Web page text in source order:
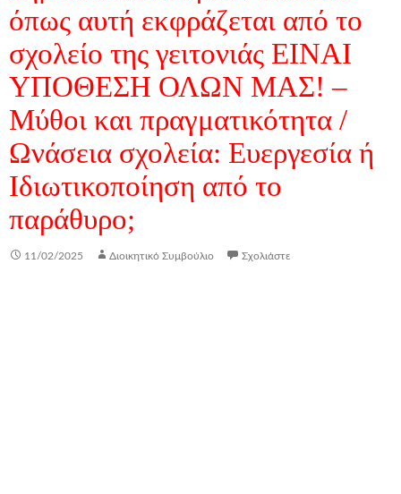
όπως αυτή εκφράζεται από το
σχολείο της γειτονιάς ΕΙΝΑΙ
ΥΠΟΘΕΣΗ ΟΛΩΝ ΜΑΣ! –
Μύθοι και πραγματικότητα /
Ωνάσεια σχολεία: Ευεργεσία ή
Ιδιωτικοποίηση από το
παράθυρο;
11/02/2025 Διοικητικό Συμβούλιο Σχολιάστε